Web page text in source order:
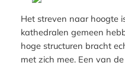
Het streven naar hoogte
kathedralen gemeen
hoge structuren bracht
met zich mee. Een van